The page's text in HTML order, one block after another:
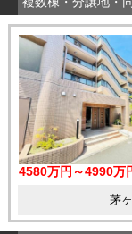
4580万円～4990万
茅